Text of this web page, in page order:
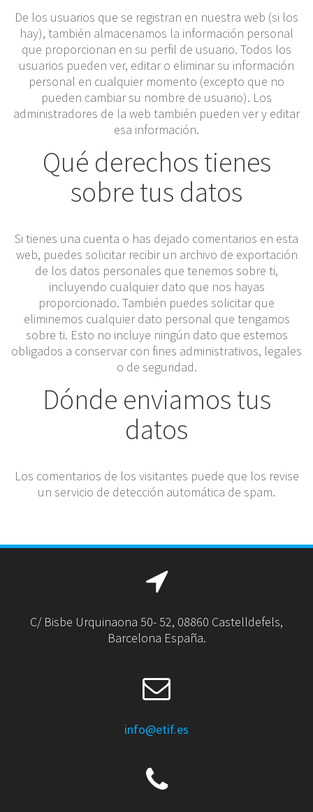
De los usuarios que se registran en nuestra web (si los
hay), también almacenamos la información personal
que proporcionan en su perfil de usuario. Todos los
usuarios pueden ver, editar o eliminar su información
personal en cualquier momento (excepto que no
pueden cambiar su nombre de usuario). Los
administradores de la web también pueden ver y editar
esa información.
Qué derechos tienes
sobre tus datos
Si tienes una cuenta o has dejado comentarios en esta
web, puedes solicitar recibir un archivo de exportación
de los datos personales que tenemos sobre ti,
incluyendo cualquier dato que nos hayas
proporcionado. También puedes solicitar que
eliminemos cualquier dato personal que tengamos
sobre ti. Esto no incluye ningún dato que estemos
obligados a conservar con fines administrativos, legales
o de seguridad.
Dónde enviamos tus
datos
Los comentarios de los visitantes puede que los revise
un servicio de detección automática de spam.
C/ Bisbe Urquinaona 50- 52, 08860 Castelldefels,
Barcelona España.
info@etif.es